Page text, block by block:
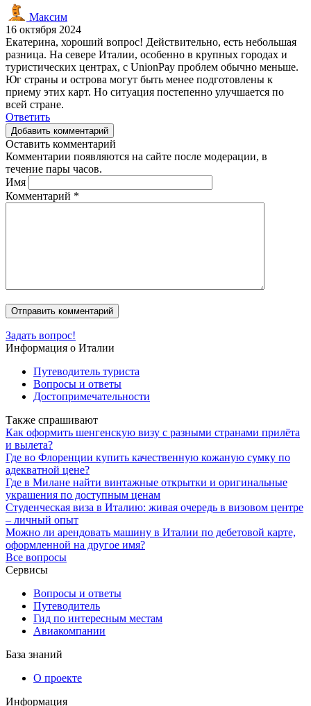
Максим
16 октября 2024
Екатерина, хороший вопрос! Действительно, есть небольшая
разница. На севере Италии, особенно в крупных городах и
туристических центрах, с UnionPay проблем обычно меньше.
Юг страны и острова могут быть менее подготовлены к
приему этих карт. Но ситуация постепенно улучшается по
всей стране.
Ответить
Добавить комментарий
Оставить комментарий
Комментарии появляются на сайте после модерации, в
течение пары часов.
Имя
Комментарий *
Задать вопрос!
Информация о Италии
Путеводитель туриста
Вопросы и ответы
Достопримечательности
Также спрашивают
Как оформить шенгенскую визу с разными странами прилёта
и вылета?
Где во Флоренции купить качественную кожаную сумку по
адекватной цене?
Где в Милане найти винтажные открытки и оригинальные
украшения по доступным ценам
Студенческая виза в Италию: живая очередь в визовом центре
– личный опыт
Можно ли арендовать машину в Италии по дебетовой карте,
оформленной на другое имя?
Все вопросы
Сервисы
Вопросы и ответы
Путеводитель
Гид по интересным местам
Авиакомпании
База знаний
О проекте
Информация